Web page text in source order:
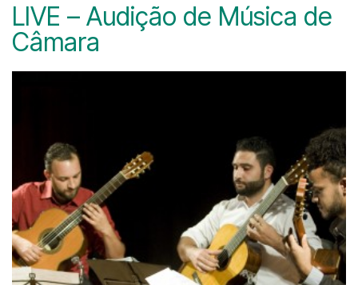
LIVE – Audição de Música de
Câmara